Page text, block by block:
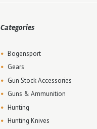
Categories
Bogensport
Gears
Gun Stock Accessories
Guns & Ammunition
Hunting
Hunting Knives